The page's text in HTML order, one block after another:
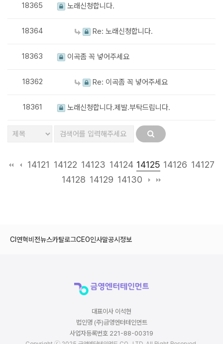
18365 노래신청합니다.
18364 Re: 노래신청합니다.
18363 이곡좀 꼭 넣어주세요
18362 Re: 이곡좀 꼭 넣어주세요
18361 노래신청합니다.제발.부탁드립니다.
14121 14122 14123 14124 14125 14126 14127
14128 14129 14130
CI 연혁비전뉴스카탈로그CEO인사말공시정보
대표이사 이석현
법인명 (주)금영엔터테인먼트
사업자등록번호 221-88-00319